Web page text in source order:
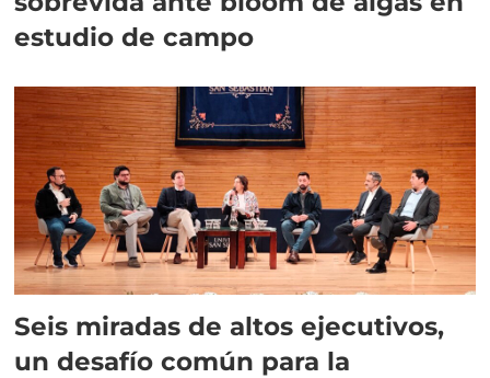
estudio de campo
Seis miradas de altos ejecutivos,
un desafío común para la